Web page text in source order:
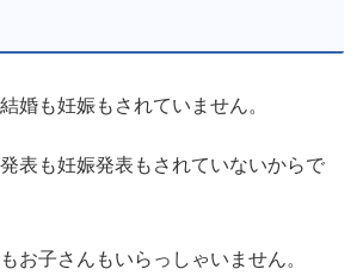
婚も妊娠もされていません。
表も妊娠発表もされていないからで
お子さんもいらっしゃいません。